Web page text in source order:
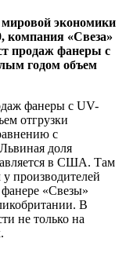
мировой экономики
компания «Свеза»
продаж фанеры с
годом объем
фанеры с UV-
отгрузки
с
доля
в США. Там
производителей
«Свезы»
В
не только на